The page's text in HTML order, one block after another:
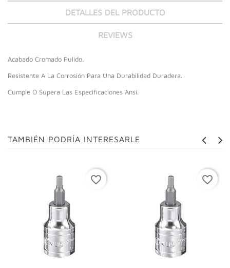
DETALLES DEL PRODUCTO
REVIEWS
Acabado Cromado Pulido.
Resistente A La Corrosión Para Una Durabilidad Duradera.
Cumple O Supera Las Especificaciones Ansi.
TAMBIÉN PODRÍA INTERESARLE
favorite_border favorite_border